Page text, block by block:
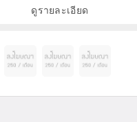
ใช้งานได้แบบอเนกประสงค์
สามารถผสมกับมอยส์เจอไรเซอ
ดูรายละเอียด